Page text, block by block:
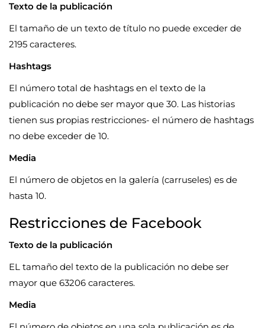
Texto de la publicación
El tamaño de un texto de título no puede exceder de
2195 caracteres.
Hashtags
El número total de hashtags en el texto de la
publicación no debe ser mayor que 30. Las historias
tienen sus propias restricciones- el número de hashtags
no debe exceder de 10.
Media
El número de objetos en la galería (carruseles) es de
hasta 10.
Restricciones de Facebook
Texto de la publicación
EL tamaño del texto de la publicación no debe ser
mayor que 63206 caracteres.
Media